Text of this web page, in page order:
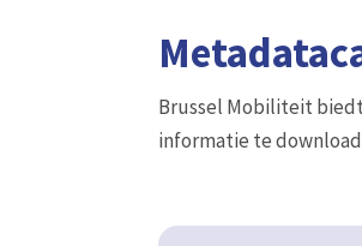
Brussel Mobiliteit
informatie te